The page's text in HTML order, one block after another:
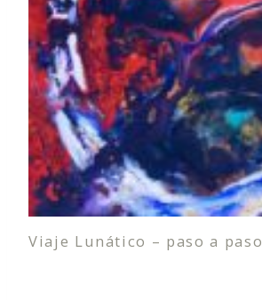
Viaje Lunático – paso a paso